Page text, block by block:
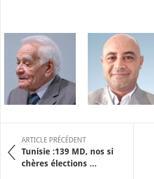
ARTICLE PRÉCÉDENT
Tunisie :139 MD, nos si
chères élections ...